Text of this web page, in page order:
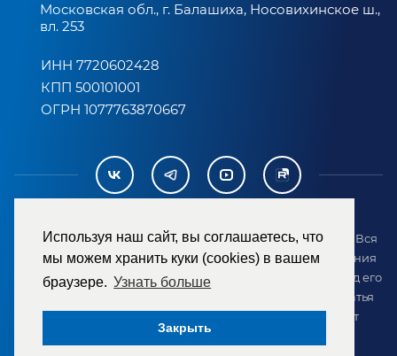
Используя наш сайт, вы соглашаетесь, что
мы можем хранить куки (cookies) в вашем
браузере. Узнать больше
Закрыть
Московская обл., г. Балашиха, Носовихинское ш.,
вл. 253
ИНН 7720602428
КПП 500101001
ОГРН 1077763870667
2007-2026 © ООО «ТД «РЕМЕЗА». Все права защищены. Вся
информация на сайте размещена в целях предоставления
возможности покупателю ознакомиться с товаром перед его
приобретением и не является публичной офертой (статья
437 ГК РФ). Внешний вид товара может отличаться от
представленного на сайте.